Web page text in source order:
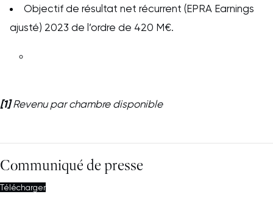
Objectif de résultat net récurrent (EPRA Earnings
ajusté) 2023 de l’ordre de 420 M€.
[1]Revenu par chambre disponible
Communiqué de presse
Télécharger